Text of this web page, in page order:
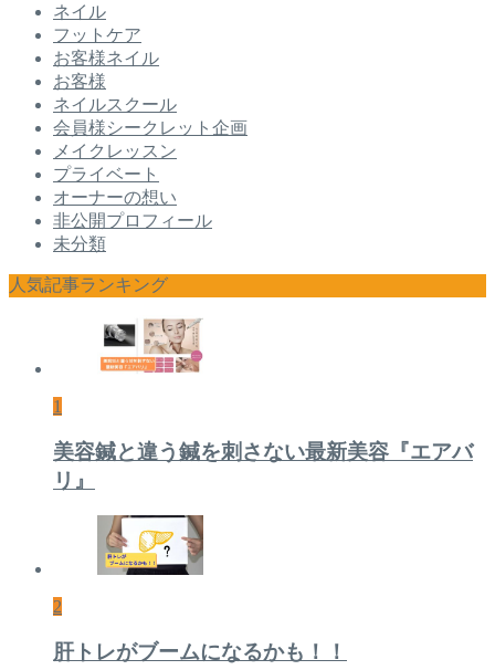
ネイル
フットケア
お客様ネイル
お客様
ネイルスクール
会員様シークレット企画
メイクレッスン
プライベート
オーナーの想い
非公開プロフィール
未分類
人気記事ランキング
1
美容鍼と違う鍼を刺さない最新美容『エアバ
リ』
2
肝トレがブームになるかも！！